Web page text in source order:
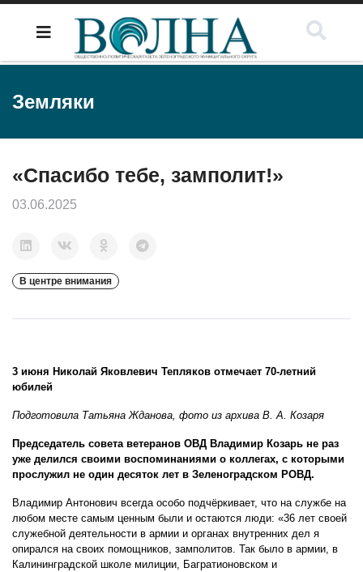
Земляки
«Спасибо тебе, замполит!»
03.06.2025
В центре внимания
3 июня Николай Яковлевич Тепляков отмечает 70-летний
юбилей
Подготовила Татьяна Жданова, фото из архива В. А. Козаря
Председатель совета ветеранов ОВД Владимир Козарь не раз
уже делился своими воспоминаниями о коллегах, с которыми
прослужил не один десяток лет в Зеленоградском РОВД.
Владимир Антонович всегда особо подчёркивает, что на службе на
любом месте самым ценным были и остаются люди: «36 лет своей
служебной деятельности в армии и органах внутренних дел я
опирался на своих помощников, замполитов. Так было в армии, в
Калининградской школе милиции, Багратионовском и